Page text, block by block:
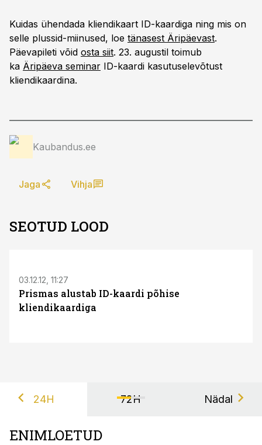
Kuidas ühendada kliendikaart ID-kaardiga ning mis on
selle plussid-miinused, loe tänasest Äripäevast.
Päevapileti võid osta siit. 23. augustil toimub
ka Äripäeva seminar ID-kaardi kasutuselevõtust
kliendikaardina.
Kaubandus.ee
Jaga Vihja
SEOTUD LOOD
03.12.12, 11:27
Prismas alustab ID-kaardi põhise
kliendikaardiga
24H 72H Nädal
ENIMLOETUD